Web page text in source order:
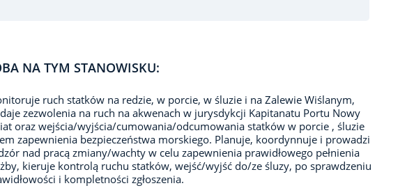
NA TYM STANOWISKU:
ruch statków na redzie, w porcie, w śluzie i na Zalewie Wiślanym,
zezwolenia na ruch na akwenach w jurysdykcji Kapitanatu Portu Nowy
oraz wejścia/wyjścia/cumowania/odcumowania statków w porcie , śluzie
zapewnienia bezpieczeństwa morskiego. Planuje, koordynnuje i prowadzi
nad pracą zmiany/wachty w celu zapewnienia prawidłowego pełnienia
kieruje kontrolą ruchu statków, wejść/wyjść do/ze śluzy, po sprawdzeniu
i kompletności zgłoszenia.